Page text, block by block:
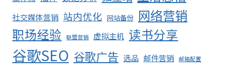
社交媒体营销 站内优化 网站备份 网络营销
职场经验 联盟营销 虚拟主机 读书分享
谷歌SEO 谷歌广告 选品 邮件营销 邮箱配置